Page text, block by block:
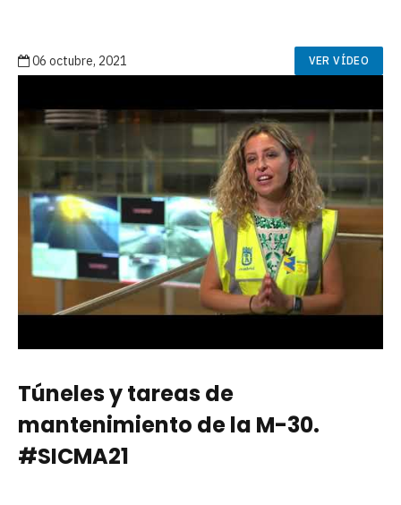
06 octubre, 2021 VER VÍDEO
Túneles y tareas de
mantenimiento de la M-30.
#SICMA21